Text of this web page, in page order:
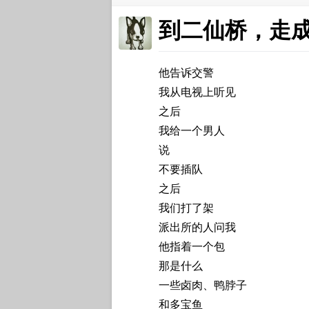
到二仙桥，走
他告诉交警
我从电视上听见
之后
我给一个男人
说
不要插队
之后
我们打了架
派出所的人问我
他指着一个包
那是什么
一些卤肉、鸭脖子
和多宝鱼